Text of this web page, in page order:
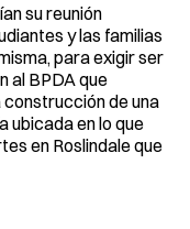
su reunión
y las familias
para exigir ser
al BPDA que
de una
ubicada en lo que
en Roslindale que